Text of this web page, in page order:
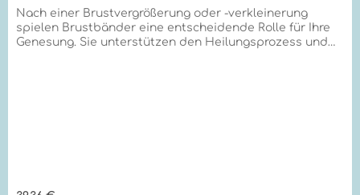
Nach einer Brustvergrößerung oder -verkleinerung
spielen Brustbänder eine entscheidende Rolle für Ihre
Genesung. Sie unterstützen den Heilungsprozess und